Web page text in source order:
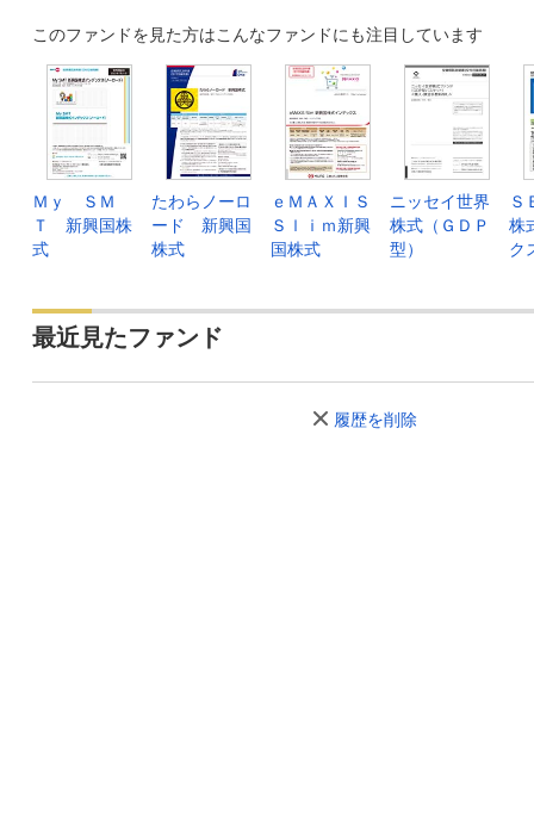
このファンドを見た方はこんなファンドにも注目しています
Ｍｙ ＳＭ
Ｔ 新興国株
式
たわらノーロ
ード 新興国
株式
ｅＭＡＸＩＳ
Ｓｌｉｍ新興
国株式
ニッセイ世界
株式（ＧＤＰ
型）
Ｓ
株
ク
最近見たファンド
履歴を削除